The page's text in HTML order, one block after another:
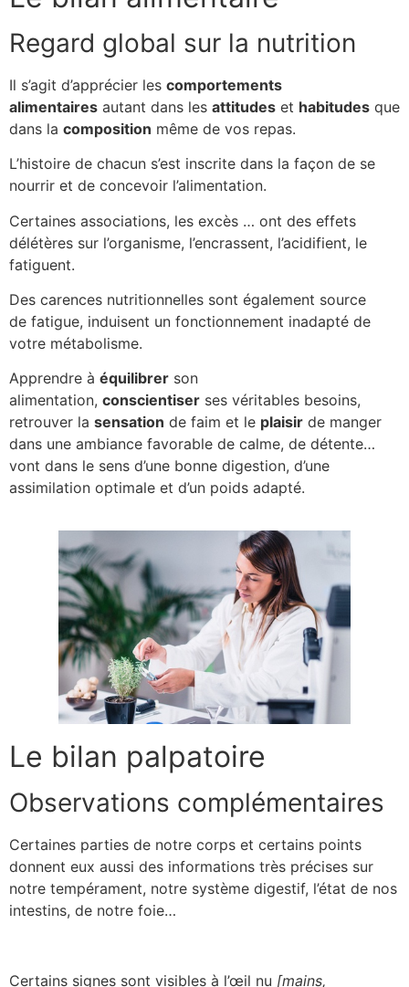
Regard global sur la nutrition
Il s’agit d’apprécier les comportements
alimentaires autant dans les attitudes et habitudes que
dans la composition même de vos repas.
L’histoire de chacun s’est inscrite dans la façon de se
nourrir et de concevoir l’alimentation.
Certaines associations, les excès … ont des effets
délétères sur l’organisme, l’encrassent, l’acidifient, le
fatiguent.
Des carences nutritionnelles sont également source
de fatigue, induisent un fonctionnement inadapté de
votre métabolisme.
Apprendre à équilibrer son
alimentation, conscientiser ses véritables besoins,
retrouver la sensation de faim et le plaisir de manger
dans une ambiance favorable de calme, de détente…
vont dans le sens d’une bonne digestion, d’une
assimilation optimale et d’un poids adapté.
Le bilan palpatoire
Observations complémentaires
Certaines parties de notre corps et certains points
donnent eux aussi des informations très précises sur
notre tempérament, notre système digestif, l’état de nos
intestins, de notre foie…
Certains signes sont visibles à l’œil nu [mains,